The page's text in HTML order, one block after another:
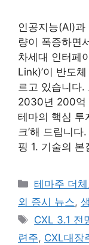
인공지능(AI)
량이 폭증하면
차세대 인터페
Link)’이 반도
르고 있습니다.
2030년 200억
테마의 핵심 투
크’해 드립니
핑 1. 기술의
카
테
리
테마주 더
외 증시 뉴스,
태
그
CXL 3.1 전
련주, CXL대장